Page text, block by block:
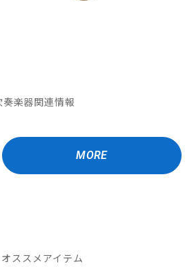
楽器関連情報
MORE
オススメアイテム